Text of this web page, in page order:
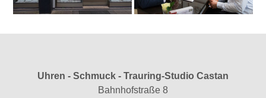
Uhren - Schmuck - Trauring-Studio Castan
Bahnhofstraße 8